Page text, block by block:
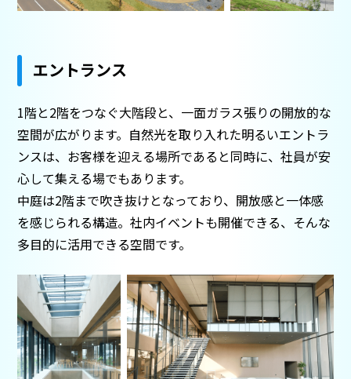
エントランス
1階と2階をつなぐ大階段と、一面ガラス張りの開放的な
空間が広がります。自然光を取り入れた明るいエントラ
ンスは、お客様を迎える場所であると同時に、社員が安
心して集える場でもあります。
中庭は2階まで吹き抜けとなっており、開放感と一体感
を感じられる構造。社内イベントも開催できる、そんな
多目的に活用できる空間です。